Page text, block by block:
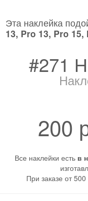
Эта наклейка
13, Pro 13, Pro 15,
#271
200
Все наклейки есть в
При заказе от